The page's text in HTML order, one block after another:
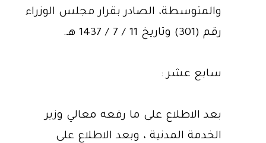
والمتوسطة، الصادر بقرار مجلس الوزراء
رقم (301) وتاريخ 11 / 7 / 1437 هـ.
سابع عشر :
بعد الاطلاع على ما رفعه معالي وزير
الخدمة المدنية ، وبعد الاطلاع على